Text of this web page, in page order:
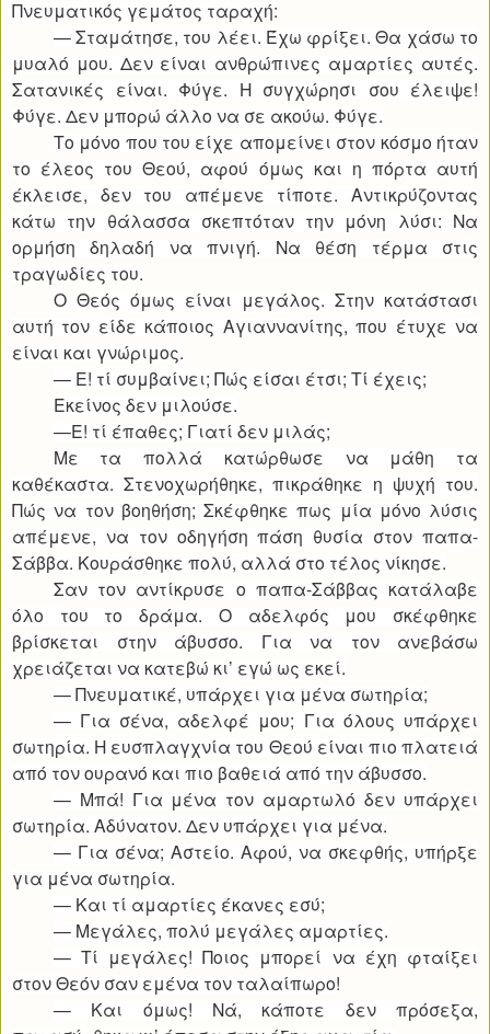
Πνευματικός γεμάτος ταραχή:
— Σταμάτησε, του λέει. Έχω φρίξει. Θα χάσω το
μυαλό μου. Δεν είναι ανθρώπινες αμαρτίες αυτές.
Σατανικές είναι. Φύγε. Η συγχώρησι σου έλειψε!
Φύγε. Δεν μπορώ άλλο να σε ακούω. Φύγε.
Το μόνο που του είχε απομείνει στον κόσμο ήταν
το έλεος του Θεού, αφού όμως και η πόρτα αυτή
έκλεισε, δεν του απέμενε τίποτε. Αντικρύζοντας
κάτω την θάλασσα σκεπτόταν την μόνη λύσι: Να
ορμήση δηλαδή να πνιγή. Να θέση τέρμα στις
τραγωδίες του.
Ο Θεός όμως είναι μεγάλος. Στην κατάστασι
αυτή τον είδε κάποιος Αγιαννανίτης, που έτυχε να
είναι και γνώριμος.
— Ε! τί συμβαίνει; Πώς είσαι έτσι; Τί έχεις;
Εκείνος δεν μιλούσε.
—Ε! τί έπαθες; Γιατί δεν μιλάς;
Με τα πολλά κατώρθωσε να μάθη τα
καθέκαστα. Στενοχωρήθηκε, πικράθηκε η ψυχή του.
Πώς να τον βοηθήση; Σκέφθηκε πως μία μόνο λύσις
απέμενε, να τον οδηγήση πάση θυσία στον παπα-
Σάββα. Κουράσθηκε πολύ, αλλά στο τέλος νίκησε.
Σαν τον αντίκρυσε ο παπα-Σάββας κατάλαβε
όλο του το δράμα. Ο αδελφός μου σκέφθηκε
βρίσκεται στην άβυσσο. Για να τον ανεβάσω
χρειάζεται να κατεβώ κι’ εγώ ως εκεί.
— Πνευματικέ, υπάρχει για μένα σωτηρία;
— Για σένα, αδελφέ μου; Για όλους υπάρχει
σωτηρία. Η ευσπλαγχνία του Θεού είναι πιο πλατειά
από τον ουρανό και πιο βαθειά από την άβυσσο.
— Μπά! Για μένα τον αμαρτωλό δεν υπάρχει
σωτηρία. Αδύνατον. Δεν υπάρχει για μένα.
— Για σένα; Αστείο. Αφού, να σκεφθής, υπήρξε
για μένα σωτηρία.
— Και τί αμαρτίες έκανες εσύ;
— Μεγάλες, πολύ μεγάλες αμαρτίες.
— Τί μεγάλες! Ποιος μπορεί να έχη φταίξει
στον Θεόν σαν εμένα τον ταλαίπωρο!
— Και όμως! Νά, κάποτε δεν πρόσεξα,